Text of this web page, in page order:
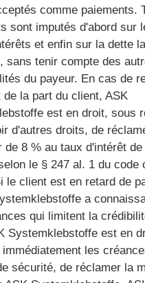
comme paiements.
sont imputés d'abord sur
et enfin sur la dette
sans tenir compte des
du payeur. En cas de
de la part du client, ASK
est en droit, sous
d'autres droits, de
de 8 % au taux d'intérêt
le § 247 al. 1 du code
le client est en retard de
a
qui limitent la
Systemklebstoffe est en
les
sécurité, de réclamer la